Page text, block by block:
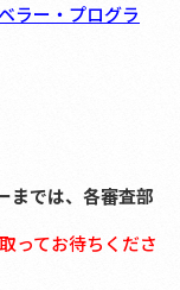
ラー・プログラ
までは、各審査部
ってお待ちくださ